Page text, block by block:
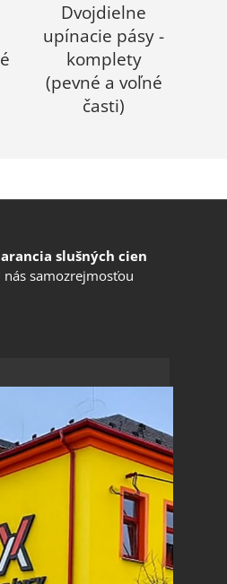
Dvojdielne
upínacie pásy -
komplety
(pevné a voľné
časti)
slušných cien
nás samozrejmosťou